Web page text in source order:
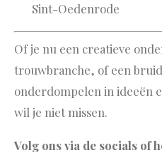
Sint-Oedenrode
Of je nu een creatieve
trouwbranche, of een
onderdompelen in ideeën
wil je niet missen.
Volg ons via de socials of